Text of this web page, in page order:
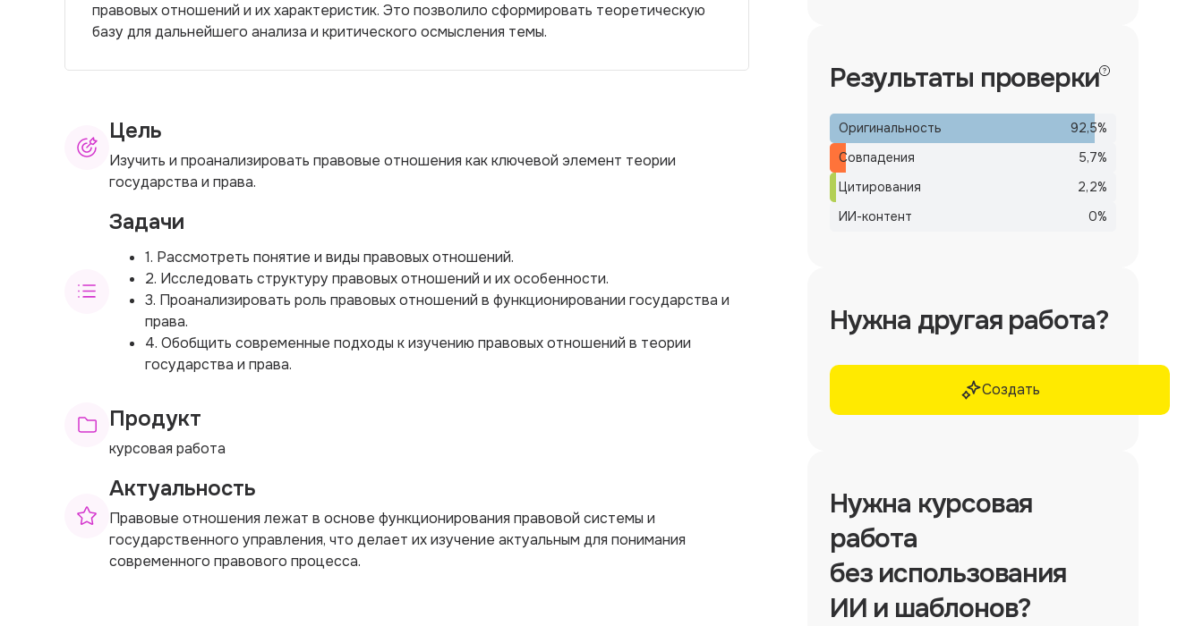
правовых отношений и их характеристик. Это позволило сформировать теоретическую
базу для дальнейшего анализа и критического осмысления темы.
Цель
Изучить и проанализировать правовые отношения как ключевой элемент теории
государства и права.
Задачи
1. Рассмотреть понятие и виды правовых отношений.
2. Исследовать структуру правовых отношений и их особенности.
3. Проанализировать роль правовых отношений в функционировании государства и
права.
4. Обобщить современные подходы к изучению правовых отношений в теории
государства и права.
Продукт
курсовая работа
Актуальность
Правовые отношения лежат в основе функционирования правовой системы и
государственного управления, что делает их изучение актуальным для понимания
современного правового процесса.
Результаты проверки
Оригинальность 92,5%
Совпадения
5,7%
Цитирования
2,2%
ИИ-контент
0%
Нужна другая работа?
Создать
Нужна курсовая
работа
без использования
ИИ и шаблонов?